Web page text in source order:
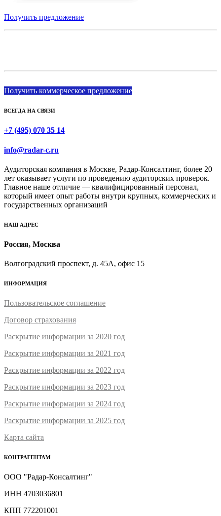
Получить предложение
Получить коммерческое предложение
ВСЕГДА НА СВЯЗИ
+7 (495) 070 35 14
info@radar-c.ru
Аудиторская компания в Москве, Радар-Консалтинг, более 20
лет оказывает услуги по проведению аудиторских проверок.
Главное наше отличие — квалифицированный персонал,
который имеет опыт работы внутри крупных, коммерческих и
государственных организаций
НАШ АДРЕС
Россия, Москва
Волгоградский проспект, д. 45А, офис 15
ИНФОРМАЦИЯ
Пользовательское соглашение
Договор страхования
Раскрытие информации за 2020 год
Раскрытие информации за 2021 год
Раскрытие информации за 2022 год
Раскрытие информации за 2023 год
Раскрытие информации за 2024 год
Раскрытие информации за 2025 год
Карта сайта
КОНТРАГЕНТАМ
ООО "Радар-Консалтинг"
ИНН 4703036801
КПП 772201001